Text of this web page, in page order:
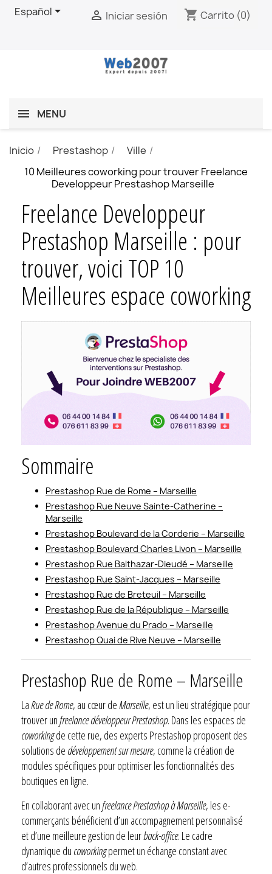
Español  Iniciar sesión shopping_cart Carrito (0)
MENU
Inicio Prestashop
Ville
10 Meilleures coworking pour trouver Freelance
Developpeur Prestashop Marseille
Freelance Developpeur
Prestashop Marseille : pour
trouver, voici TOP 10
Meilleures espace coworking
Sommaire
Prestashop Rue de Rome – Marseille
Prestashop Rue Neuve Sainte-Catherine –
Marseille
Prestashop Boulevard de la Corderie – Marseille
Prestashop Boulevard Charles Livon – Marseille
Prestashop Rue Balthazar-Dieudé – Marseille
Prestashop Rue Saint-Jacques – Marseille
Prestashop Rue de Breteuil – Marseille
Prestashop Rue de la République – Marseille
Prestashop Avenue du Prado – Marseille
Prestashop Quai de Rive Neuve – Marseille
Prestashop Rue de Rome – Marseille
LaRue de Rome, au cœur deMarseille, est un lieu stratégique pour
trouver unfreelance développeur Prestashop. Dans les espaces de
coworkingde cette rue, des experts Prestashop proposent des
solutions de développement sur mesure, comme la création de
modules spécifiques pour optimiser les fonctionnalités des
boutiques en ligne.
En collaborant avec unfreelance Prestashop à Marseille, les e-
commerçants bénéficient d’un accompagnement personnalisé
et d’une meilleure gestion de leurback-office. Le cadre
dynamique du coworkingpermet un échange constant avec
d’autres professionnels du web.